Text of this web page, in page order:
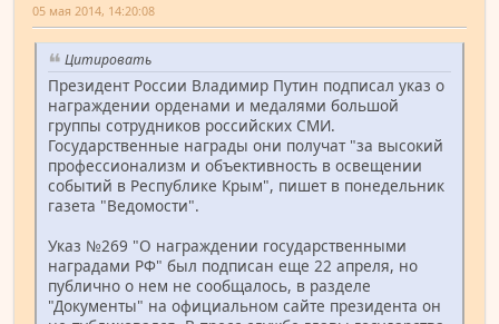
05 мая 2014, 14:20:08
Цитировать
Президент России Владимир Путин подписал указ о
награждении орденами и медалями большой
группы сотрудников российских СМИ.
Государственные награды они получат "за высокий
профессионализм и объективность в освещении
событий в Республике Крым", пишет в понедельник
газета "Ведомости".
Указ №269 "О награждении государственными
наградами РФ" был подписан еще 22 апреля, но
публично о нем не сообщалось, в разделе
"Документы" на официальном сайте президента он